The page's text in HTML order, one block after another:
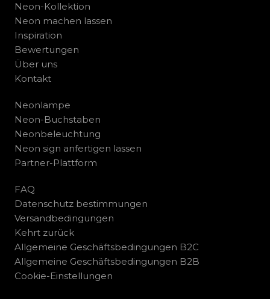
Neon-Kollektion
Neon machen lassen
Inspiration
Bewertungen
Über uns
Kontakt
Neonlampe
Neon-Buchstaben
Neonbeleuchtung
Neon sign anfertigen lassen
Partner-Plattform
FAQ
Datenschutz bestimmungen
Versandbedingungen
Kehrt zurück
Allgemeine Geschäftsbedingungen B2C
Allgemeine Geschäftsbedingungen B2B
Cookie-Einstellungen